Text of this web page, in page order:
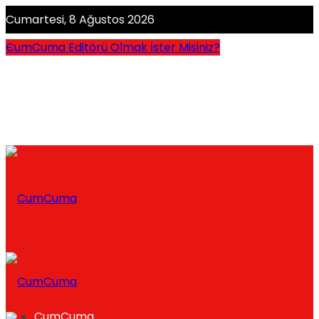
Cumartesi, 8 Ağustos 2026
CumCuma Editörü Olmak İster Misiniz?